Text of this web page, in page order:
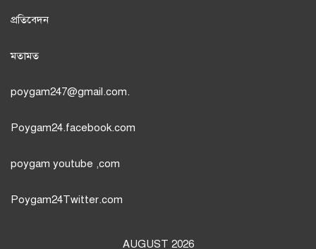
প্রতিবেদন
মতামত
poygam247@gmail.com.
Poygam24.facebook.com
poygam youtube ,com
Poygam24Twitter.com
AUGUST 2026